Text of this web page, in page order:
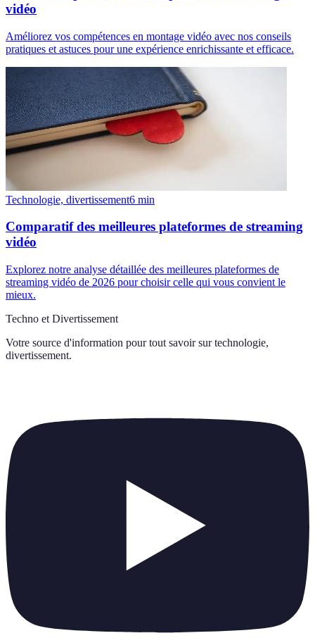
vidéo
Améliorez vos compétences en montage vidéo avec nos conseils
pratiques et astuces pour une expérience enrichissante et efficace.
Technologie, divertissement6 min
Comparatif des meilleures plateformes de streaming
vidéo
Explorez notre analyse détaillée des meilleures plateformes de
streaming vidéo de 2026 pour choisir celle qui vous convient le
mieux.
Techno et Divertissement
Votre source d'information pour tout savoir sur technologie,
divertissement.